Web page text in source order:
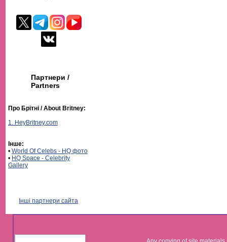
Партнери /
Partners
Про Брітні / About Britney:
1. HeyBritney.com
Інше:
• World Of Celebs - HQ фото
• HQ Space - Celebrity
Gallery
Інші партнери сайта